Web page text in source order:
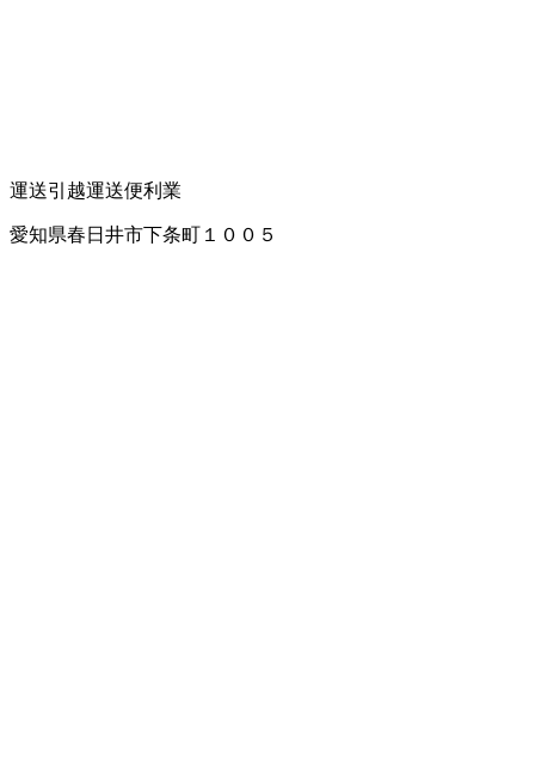
運送引越運送便利業
愛知県春日井市下条町１００５